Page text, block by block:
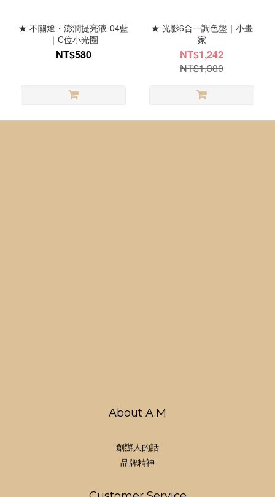
★ 不關燈・澎潤提亮液-04藍
｜C位小光圈
NT$580
★ 光影6合一調色盤｜小畫
家
NT$1,242
NT$1,380
About A.M
創辦人的話
品牌精神